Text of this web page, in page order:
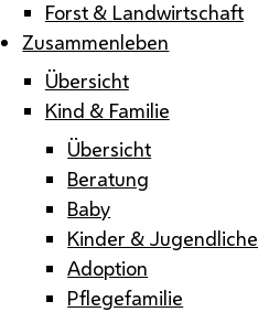
Forst & Landwirtschaft
Zusammenleben
Übersicht
Kind & Familie
Übersicht
Beratung
Baby
Kinder & Jugendliche
Adoption
Pflegefamilie